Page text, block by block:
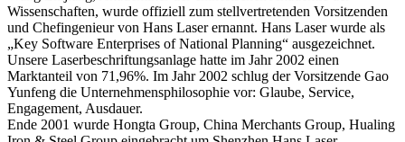
Wissenschaften, wurde offiziell zum stellvertretenden Vorsitzenden
und Chefingenieur von Hans Laser ernannt. Hans Laser wurde als
„Key Software Enterprises of National Planning“ ausgezeichnet.
Unsere Laserbeschriftungsanlage hatte im Jahr 2002 einen
Marktanteil von 71,96%. Im Jahr 2002 schlug der Vorsitzende Gao
Yunfeng die Unternehmensphilosophie vor: Glaube, Service,
Engagement, Ausdauer.
Ende 2001 wurde Hongta Group, China Merchants Group, Hualing